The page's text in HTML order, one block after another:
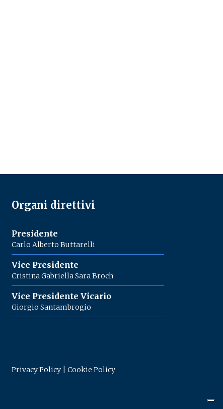
Organi direttivi
Presidente
Carlo Alberto Buttarelli
Vice Presidente
Cristina Gabriella Sara Broch
Vice Presidente Vicario
Giorgio Santambrogio
Privacy Policy |Cookie Policy